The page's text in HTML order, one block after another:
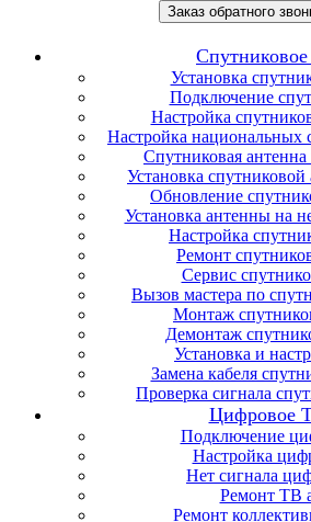
Заказ обратного
Установка
Подключение
Настройка
Настройка национальных
Спутниковая
Установка
Обновление
Установка антенны на
Настройка
Ремонт
Сервис
Вызов мастера по
Монтаж
Демонтаж
Установка и
Замена кабеля
Проверка сигнала
Цифровое
Подключение
Настройка
Нет сигнала
Ремонт ТВ
Ремонт